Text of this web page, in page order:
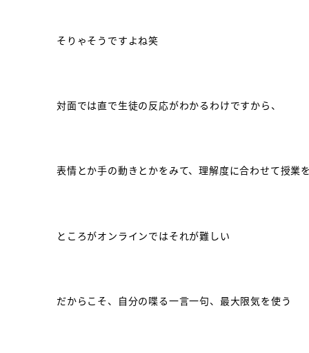
そりゃそうですよね笑
対面では直で生徒の反応がわかるわけですから、
表情とか手の動きとかをみて、理解度に合わせて授業
ところがオンラインではそれが難しい
だからこそ、自分の喋る一言一句、最大限気を使う